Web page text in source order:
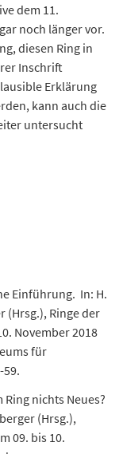
dem 11.
noch länger vor.
diesen Ring in
Inschrift
Erklärung
kann auch die
untersucht
Einführung. In: H.
(Hrsg.), Ringe der
November 2018
für
59.
nichts Neues?
(Hrsg.),
09. bis 10.